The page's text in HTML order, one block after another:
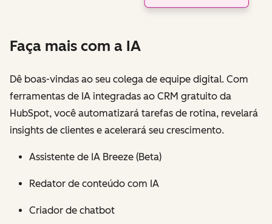
Faça mais com a IA
Dê boas-vindas ao seu colega de equipe digital. Com
ferramentas de IA integradas ao CRM gratuito da
HubSpot, você automatizará tarefas de rotina, revelará
insights de clientes e acelerará seu crescimento.
Assistente de IA Breeze (Beta)
Redator de conteúdo com IA
Criador de chatbot